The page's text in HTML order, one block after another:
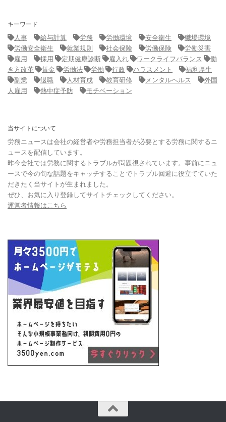
キーワード
人事
給与計算 労務 労働環境 安全衛生
職場環境
労働安全衛生
就業規則 社会保険 労働保険
労働災害
雇用
採用 定期健康診断 雇入れ ワークライフバランス
働
き方改革
賃金 労働法 労働 行政 ハラスメント
福利厚生
副業
退職 人材育成 教育研修 メンタルヘルス
外国
人雇用
熱中症予防 モチベーション
当サイトについて
労務ニュースは会社の経営者や労務担当者が必要とする労務に関するニ
ュースを配信しています。
昨今会社では労務に関するトラブルが問題視されています。事前にニュ
ースで今の旬な話題をキャッチすることでトラブル回避に役立てていた
だきたく当サイトが生まれました。
ぜひ、お気に入り登録してサイトチェックしてください。
運営者情報はこちら